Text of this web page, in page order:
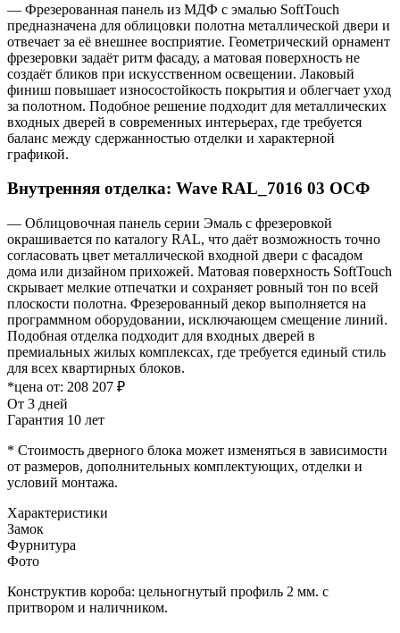
— Фрезерованная панель из МДФ с эмалью SoftTouch
предназначена для облицовки полотна металлической двери и
отвечает за её внешнее восприятие. Геометрический орнамент
фрезеровки задаёт ритм фасаду, а матовая поверхность не
создаёт бликов при искусственном освещении. Лаковый
финиш повышает износостойкость покрытия и облегчает уход
за полотном. Подобное решение подходит для металлических
входных дверей в современных интерьерах, где требуется
баланс между сдержанностью отделки и характерной
графикой.
Внутренняя отделка: Wave RAL_7016 03 ОСФ
— Облицовочная панель серии Эмаль с фрезеровкой
окрашивается по каталогу RAL, что даёт возможность точно
согласовать цвет металлической входной двери с фасадом
дома или дизайном прихожей. Матовая поверхность SoftTouch
скрывает мелкие отпечатки и сохраняет ровный тон по всей
плоскости полотна. Фрезерованный декор выполняется на
программном оборудовании, исключающем смещение линий.
Подобная отделка подходит для входных дверей в
премиальных жилых комплексах, где требуется единый стиль
для всех квартирных блоков.
*цена от: 208 207 ₽
От 3 дней
Гарантия 10 лет
* Стоимость дверного блока может изменяться в зависимости
от размеров, дополнительных комплектующих, отделки и
условий монтажа.
Характеристики
Замок
Фурнитура
Фото
Конструктив короба: цельногнутый профиль 2 мм. с
притвором и наличником.